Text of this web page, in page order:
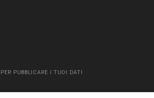
PUBBLICARE I TUOI DATI